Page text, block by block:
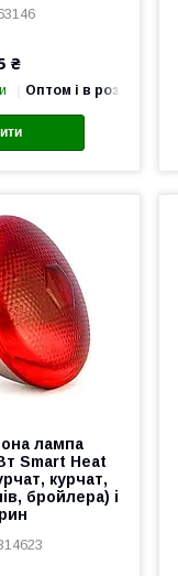
₴
Оптом і в роздріб
лампа
Smart Heat
курчат,
бройлера) і